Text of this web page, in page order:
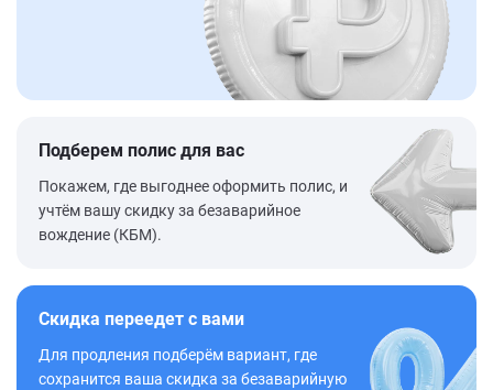
Подберем полис для вас
Покажем, где выгоднее оформить полис, и
учтём вашу скидку за безаварийное
вождение (КБМ).
Скидка переедет с вами
Для продления подберём вариант, где
сохранится ваша скидка за безаварийную